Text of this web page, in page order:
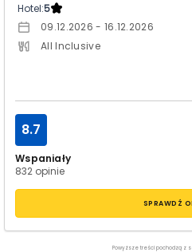
Hotel:5
09.12.2026 - 16.12.2026
All Inclusive
Wspaniały
832 opinie
8.7
SPRAWDŹ
Powyższe treści pochodzą z